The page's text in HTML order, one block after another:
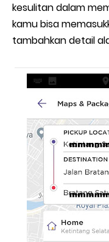
kesulitan dalam
kamu bisa
tambahkan detail